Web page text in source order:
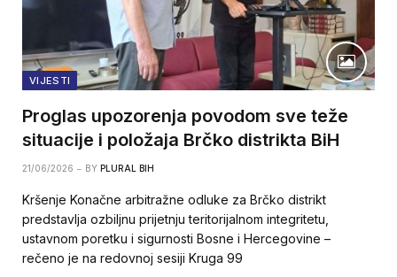
VIJESTI
Proglas upozorenja povodom sve teže
situacije i položaja Brčko distrikta BiH
21/06/2026 BY PLURAL BIH
Kršenje Konačne arbitražne odluke za Brčko distrikt
predstavlja ozbiljnu prijetnju teritorijalnom integritetu,
ustavnom poretku i sigurnosti Bosne i Hercegovine –
rečeno je na redovnoj sesiji Kruga 99